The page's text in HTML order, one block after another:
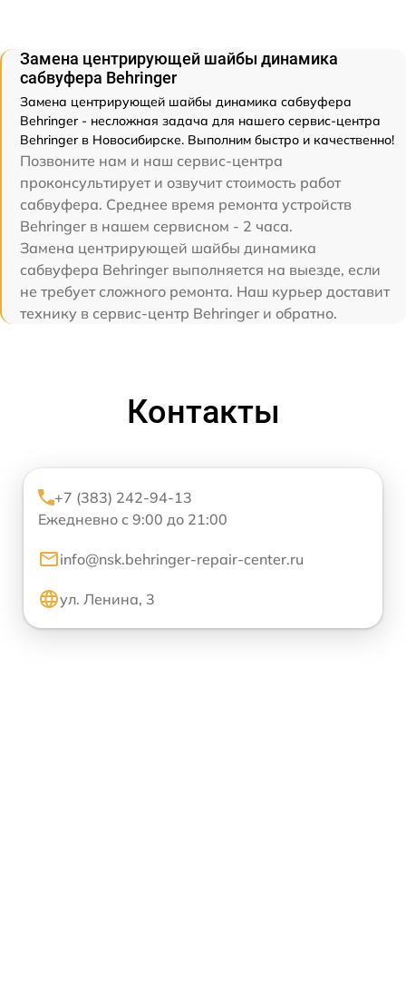
Замена центрирующей шайбы динамика
сабвуфера Behringer
Замена центрирующей шайбы динамика сабвуфера
Behringer - несложная задача для нашего сервис-центра
Behringer в Новосибирске. Выполним быстро и качественно!
Позвоните нам и наш сервис-центра
проконсультирует и озвучит стоимость работ
сабвуфера. Среднее время ремонта устройств
Behringer в нашем сервисном - 2 часа.
Замена центрирующей шайбы динамика
сабвуфера Behringer выполняется на выезде, если
не требует сложного ремонта. Наш курьер доставит
технику в сервис-центр Behringer и обратно.
Контакты
+7 (383) 242-94-13
Ежедневно с 9:00 до 21:00
info@nsk.behringer-repair-center.ru
ул. Ленина, 3